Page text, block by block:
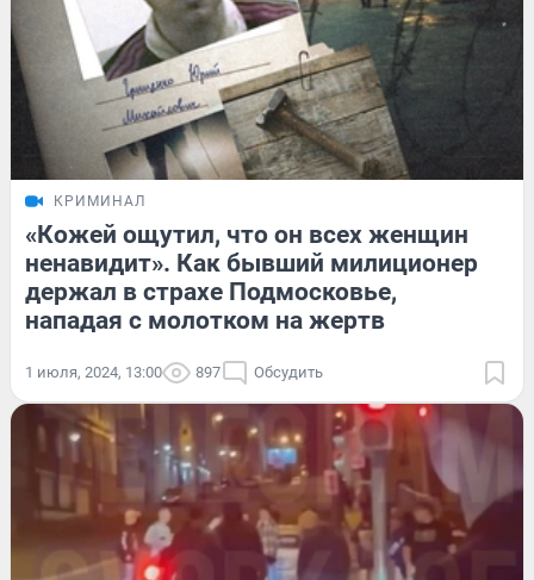
КРИМИНАЛ
«Кожей ощутил, что он всех женщин
ненавидит». Как бывший милиционер
держал в страхе Подмосковье,
нападая с молотком на жертв
1 июля, 2024, 13:00 897 Обсудить